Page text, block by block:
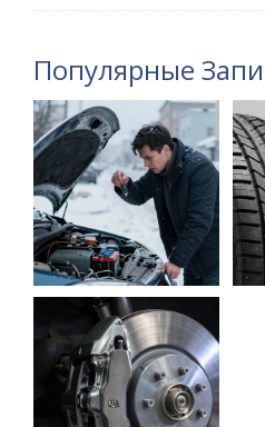
Популярные